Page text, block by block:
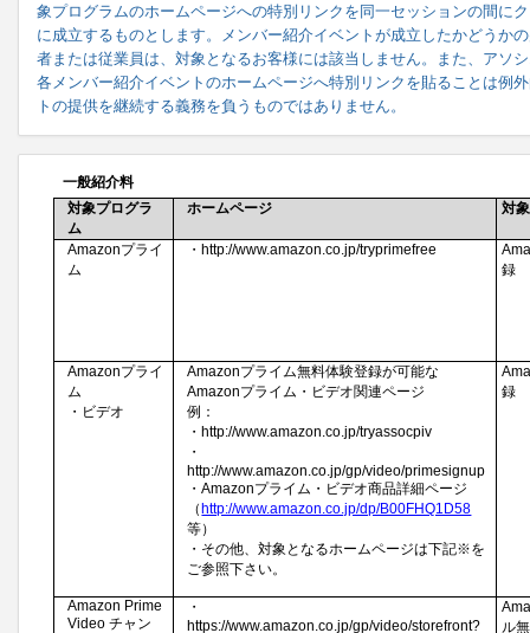
象プログラムのホームページへの特別リンクを同一セッションの間に
に成立するものとします。メンバー紹介イベントが成立したかどうか
者または従業員は、対象となるお客様には該当しません。また、アソ
各メンバー紹介イベントのホームページへ特別リンクを貼ることは例
トの提供を継続する義務を負うものではありません。